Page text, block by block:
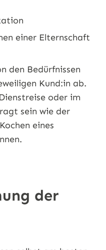
einer Elternschaft
den Bedürfnissen
Kund:in ab.
oder im
sein wie der
eines
der